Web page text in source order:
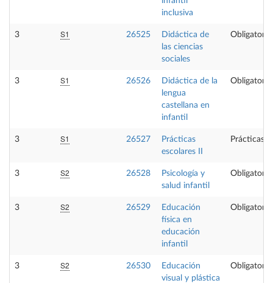
inclusiva
3 S1 26525
Didáctica de
las ciencias
sociales
Obligatoria
3 S1 26526
Didáctica de la
lengua
castellana en
infantil
Obligatoria
3 S1 26527
Prácticas
escolares II
Prácticas
3 S2 26528
Psicología y
salud infantil
Obligatoria
3 S2 26529
Educación
física en
educación
infantil
Obligatoria
3 S2 26530
Educación
visual y plástica
Obligatoria